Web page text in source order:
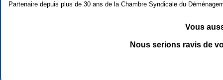
Partenaire depuis plus de 30 ans de la Chambre Syndicale du
Vous
Nous serions ravis de